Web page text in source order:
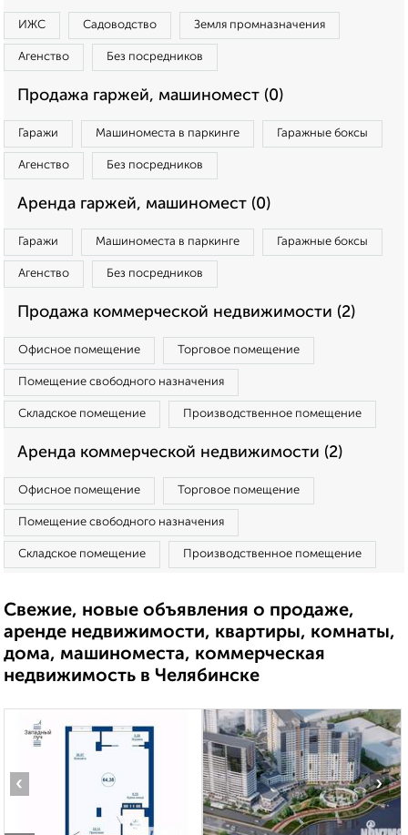
ИЖС Садоводство Земля промназначения
Агенство Без посредников
Продажа гаржей, машиномест (0)
Гаражи Машиноместа в паркинге Гаражные боксы
Агенство Без посредников
Аренда гаржей, машиномест (0)
Гаражи Машиноместа в паркинге Гаражные боксы
Агенство Без посредников
Продажа коммерческой недвижимости (2)
Офисное помещение Торговое помещение
Помещение свободного назначения
Складское помещение Производственное помещение
Аренда коммерческой недвижимости (2)
Офисное помещение Торговое помещение
Помещение свободного назначения
Складское помещение Производственное помещение
Свежие, новые объявления о продаже,
аренде недвижимости, квартиры, комнаты,
дома, машиноместа, коммерческая
недвижимость в Челябинске
‹ ›